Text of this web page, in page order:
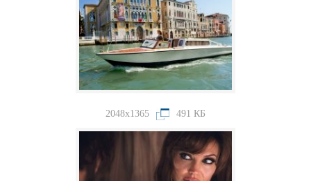
2048x1365 491 КБ